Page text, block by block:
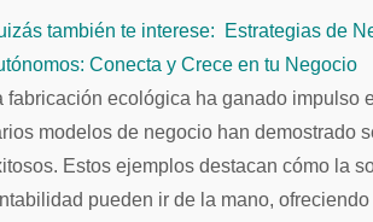
también te interese:
Estrategias de
Conecta y Crece en tu Negocio
fabricación ecológica ha ganado impulso
modelos de negocio han demostrado
Estos ejemplos destacan cómo la
pueden ir de la mano,